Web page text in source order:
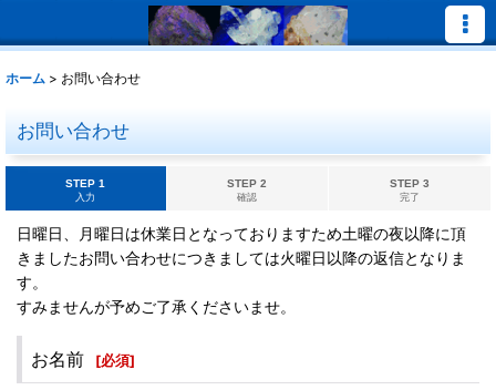
ホーム > お問い合わせ
お問い合わせ
STEP 1
入力
STEP 2
確認
STEP 3
完了
日曜日、月曜日は休業日となっておりますため土曜の夜以降に頂
きましたお問い合わせにつきましては火曜日以降の返信となりま
す。
すみませんが予めご了承くださいませ。
お名前 [必須]